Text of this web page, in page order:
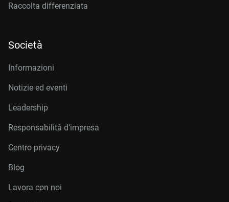
Raccolta differenziata
Società
Informazioni
Notizie ed eventi
Leadership
Responsabilità d’impresa
Centro privacy
Blog
Lavora con noi